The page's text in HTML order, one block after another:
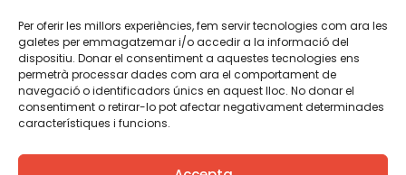
Per oferir les millors experiències, fem servir tecnologies com ara les
galetes per emmagatzemar i/o accedir a la informació del
dispositiu. Donar el consentiment a aquestes tecnologies ens
permetrà processar dades com ara el comportament de
navegació o identificadors únics en aquest lloc. No donar el
consentiment o retirar-lo pot afectar negativament determinades
característiques i funcions.
TWT YTB IG FB IN
Aviso legalPolítica de cookies
Creemos que el conocimiento debe compartirse. Por eso